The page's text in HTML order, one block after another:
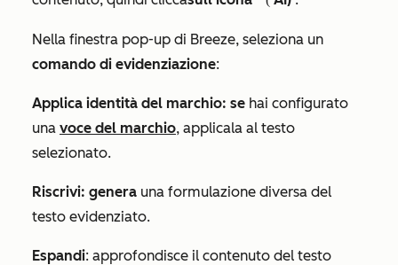
Nella finestra pop-up di Breeze, seleziona un
comando di evidenziazione:
Applica identità del marchio: se hai configurato
una voce del marchio, applicala al testo
selezionato.
Riscrivi: genera una formulazione diversa del
testo evidenziato.
Espandi: approfondisce il contenuto del testo